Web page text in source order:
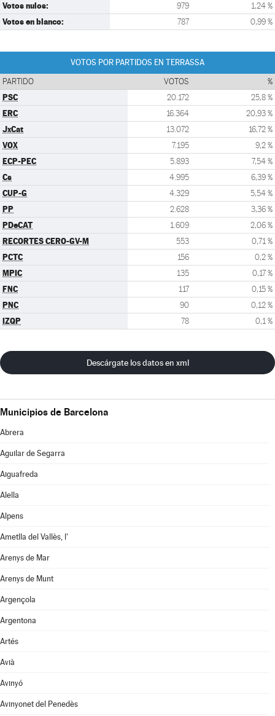
Votos nulos: 979 1,24 %
Votos en blanco: 787 0,99 %
VOTOS POR PARTIDOS EN TERRASSA
PARTIDO VOTOS %
PSC 20.172 25,8 %
ERC 16.364 20,93 %
JxCat 13.072 16,72 %
VOX 7.195 9,2 %
ECP-PEC 5.893 7,54 %
Cs 4.995 6,39 %
CUP-G 4.329 5,54 %
PP 2.628 3,36 %
PDeCAT 1.609 2,06 %
RECORTES CERO-GV-M 553 0,71 %
PCTC 156 0,2 %
MPIC 135 0,17 %
FNC 117 0,15 %
PNC 90 0,12 %
IZQP 78 0,1 %
Descárgate los datos en xml
Municipios de Barcelona
Abrera
Aguilar de Segarra
Aiguafreda
Alella
Alpens
Ametlla del Vallès, l'
Arenys de Mar
Arenys de Munt
Argençola
Argentona
Artés
Avià
Avinyó
Avinyonet del Penedès